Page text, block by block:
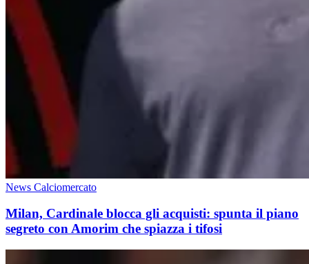
News Calciomercato
Milan, Cardinale blocca gli acquisti: spunta il piano
segreto con Amorim che spiazza i tifosi